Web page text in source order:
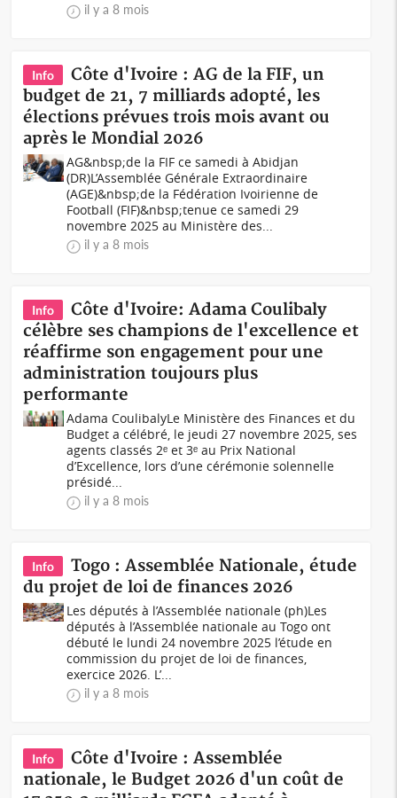
il y a 8 mois
Info
Côte d'Ivoire : AG de la FIF, un
budget de 21, 7 milliards adopté, les
élections prévues trois mois avant ou
après le Mondial 2026
AG&nbsp;de la FIF ce samedi à Abidjan
(DR)L’Assemblée Générale Extraordinaire
(AGE)&nbsp;de la Fédération Ivoirienne de
Football (FIF)&nbsp;tenue ce samedi 29
novembre 2025 au Ministère des...
il y a 8 mois
Info
Côte d'Ivoire: Adama Coulibaly
célèbre ses champions de l'excellence et
réaffirme son engagement pour une
administration toujours plus
performante
Adama CoulibalyLe Ministère des Finances et du
Budget a célébré, le jeudi 27 novembre 2025, ses
agents classés 2ᵉ et 3ᵉ au Prix National
d’Excellence, lors d’une cérémonie solennelle
présidé...
il y a 8 mois
Info
Togo : Assemblée Nationale, étude
du projet de loi de finances 2026
Les députés à l’Assemblée nationale (ph)Les
députés à l’Assemblée nationale au Togo ont
débuté le lundi 24 novembre 2025 l’étude en
commission du projet de loi de finances,
exercice 2026. L’...
il y a 8 mois
Info
Côte d'Ivoire : Assemblée
nationale, le Budget 2026 d'un coût de